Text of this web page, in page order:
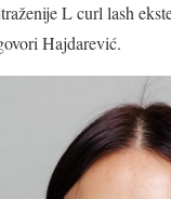
L curl lash
Hajdarević.